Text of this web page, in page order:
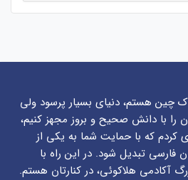
چین هستم، دنیای بسیار پرسود ولی
با دانش صحیح و بروز مجهز کنیم،
کردم که با حمایت شما به یکی از
فارسی تبدیل شود. در این راه با
آکادمی هلاکوئی، در کنارتان هستم.